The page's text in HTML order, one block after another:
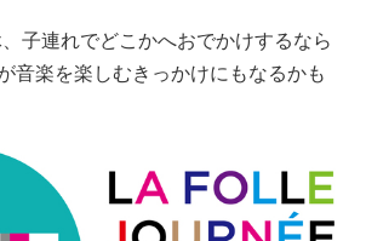
子連れでどこかへおでかけするなら
音楽を楽しむきっかけにもなるかも